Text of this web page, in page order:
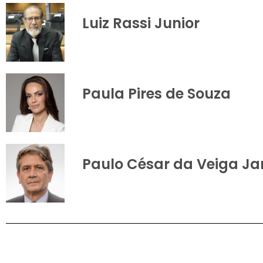
Luiz Rassi Junior
Paula Pires de Souza
Paulo César da Veiga